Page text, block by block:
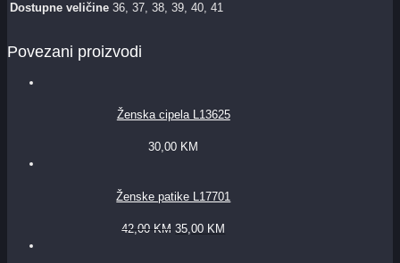
Dostupne veličine 36, 37, 38, 39, 40, 41
Povezani proizvodi
Ženska cipela L13625
30,00 KM
Ženske patike L17701
42,00 KM 35,00 KM